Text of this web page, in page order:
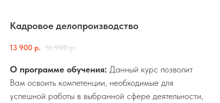
Кадровое делопроизводство
13 900 р. 16 900 р.
О программе обучения: Данный курс позволит
Вам освоить компетенции, необходимые для
успешной работы в выбранной сфере деятельности,